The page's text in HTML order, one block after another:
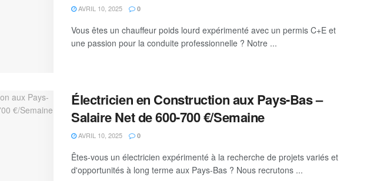
AVRIL 10, 2025 0
Vous êtes un chauffeur poids lourd expérimenté avec un permis C+E et
une passion pour la conduite professionnelle ? Notre ...
Électricien en Construction aux Pays-Bas –
Salaire Net de 600-700 €/Semaine
AVRIL 10, 2025 0
Êtes-vous un électricien expérimenté à la recherche de projets variés et
d'opportunités à long terme aux Pays-Bas ? Nous recrutons ...